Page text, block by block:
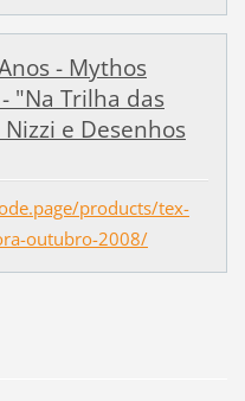
- Mythos
"Na Trilha das
e Desenhos
products/tex-
outubro-2008/